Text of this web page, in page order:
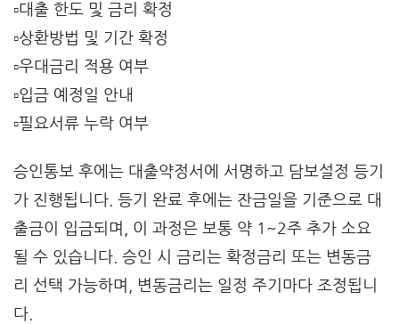
▫️대출 한도 및 금리 확정
▫️상환방법 및 기간 확정
▫️우대금리 적용 여부
▫️입금 예정일 안내
▫️필요서류 누락 여부
승인통보 후에는 대출약정서에 서명하고 담보설정 등기
가 진행됩니다. 등기 완료 후에는 잔금일을 기준으로 대
출금이 입금되며, 이 과정은 보통 약 1~2주 추가 소요
될 수 있습니다. 승인 시 금리는 확정금리 또는 변동금
리 선택 가능하며, 변동금리는 일정 주기마다 조정됩니
다.